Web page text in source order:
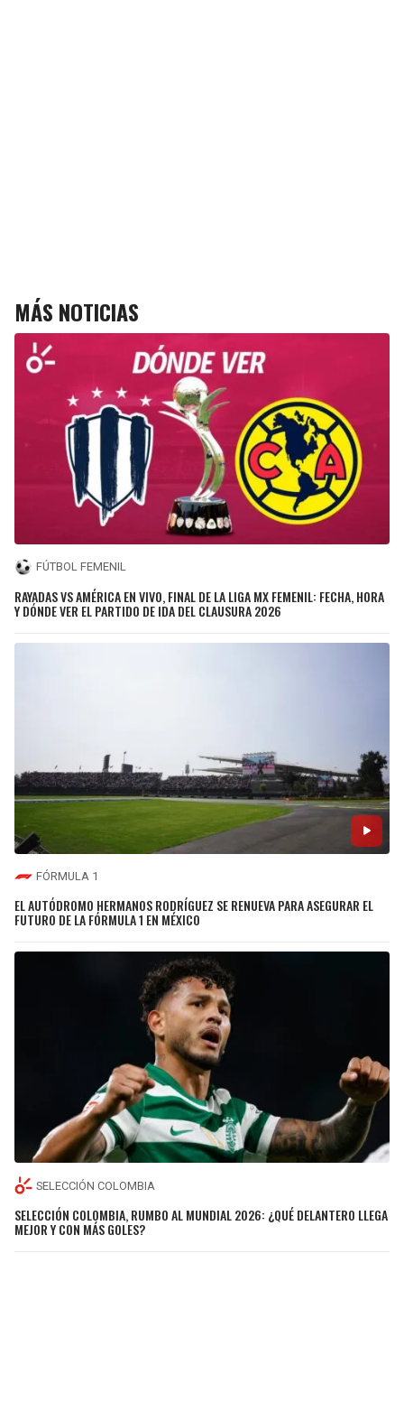
MÁS NOTICIAS
FÚTBOL FEMENIL
RAYADAS VS AMÉRICA EN VIVO, FINAL DE LA LIGA MX FEMENIL: FECHA, HORA
Y DÓNDE VER EL PARTIDO DE IDA DEL CLAUSURA 2026
FÓRMULA 1
EL AUTÓDROMO HERMANOS RODRÍGUEZ SE RENUEVA PARA ASEGURAR EL
FUTURO DE LA FÓRMULA 1 EN MÉXICO
SELECCIÓN COLOMBIA
SELECCIÓN COLOMBIA, RUMBO AL MUNDIAL 2026: ¿QUÉ DELANTERO LLEGA
MEJOR Y CON MÁS GOLES?